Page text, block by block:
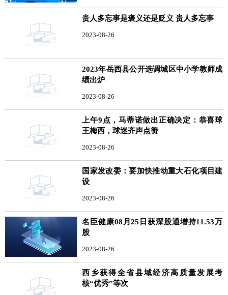
贵人多忘事是褒义还是贬义 贵人多忘事
2023-08-26
2023年岳西县公开选调城区中小学教师成
绩出炉
2023-08-26
上午9点，马蒂诺做出正确决定：恭喜球
王梅西，球迷齐声点赞
2023-08-26
国家发改委：要加快推动重大石化项目建
设
2023-08-26
名臣健康08月25日获深股通增持11.53万
股
2023-08-26
西乡获得全省县域经济高质量发展考
核“优秀”等次